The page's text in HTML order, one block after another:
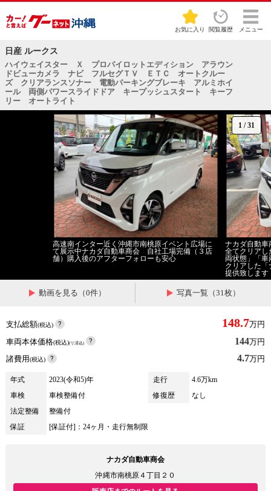
お気に入り 閲覧履歴 メニュー
日産 ルークス
ハイウェイスター Ｘ プロパイロットエディション アラウン
ドビューカメラ ナビ フルセグＴＶ ＥＴＣ オートクルー
ズ クリアランスソナー 電動パーキングブレーキ アルミホイ
ール 両側パワースライドドア キープッシュスタート キーフ
リー オートライト
1 /31
高速南インター近く沖縄市南桃原イベント広場に
て展示中ナカダ自動車商会 自社工場完備（３店
舗）購入後のアフターフォローも安心
ナカダ自動車
全てクリアし
両状態」「車
クリアした
提供致します
動画を見る（0件） 写真一覧（31枚）
支払総額(税込) 148.7万円
車両本体価格(税込)(リ済込) 144万円
諸費用(税込) 4.7万円
年式 2023(令和5)年 走行
4.6万km
車検
車検整備付 修復歴
なし
法定整備
整備付
保証
[保証付]：24ヶ月・走行無制限
ナカダ自動車商会
沖縄市南桃原４丁目２０